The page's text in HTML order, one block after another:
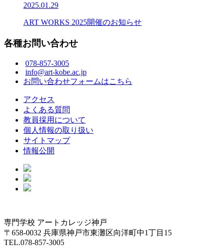
2025.01.29
ART WORKS 2025開催のお知らせ
各種お問い合わせ
078-857-3005
info@art-kobe.ac.jp
お問い合わせフォームはこちら
アクセス
よくある質問
教員採用について
個人情報の取り扱い
サイトマップ
情報公開
専門学校 アートカレッジ神戸
〒658-0032 兵庫県神戸市東灘区向洋町中1丁目15
TEL.078-857-3005